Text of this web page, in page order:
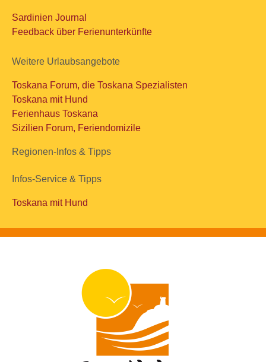
Sardinien Journal
Feedback über Ferienunterkünfte
Weitere Urlaubsangebote
Toskana Forum, die Toskana Spezialisten
Toskana mit Hund
Ferienhaus Toskana
Sizilien Forum, Feriendomizile
Regionen-Infos & Tipps
Infos-Service & Tipps
Toskana mit Hund